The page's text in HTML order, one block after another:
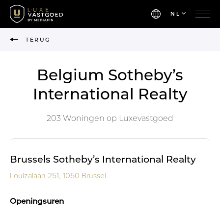
NL
TERUG
Belgium Sotheby’s
International Realty
203 Woningen op Luxevastgoed
Brussels Sotheby’s International Realty
Louizalaan 251, 1050 Brussel
Openingsuren